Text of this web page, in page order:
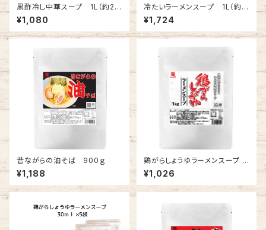
黒酢冷し中華スープ 1L（約22
食分）
¥1,080
冷たいラーメンスープ 1L（約2
7食分）
¥1,724
昔ながらの油そば 900ｇ
¥1,188
鶏がらしょうゆラーメンスープ 1
kg(約27食分)
¥1,026